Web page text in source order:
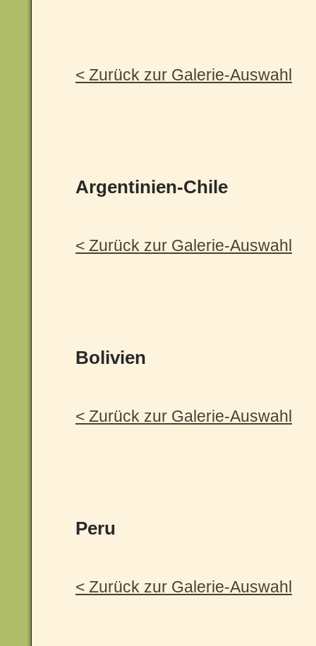
< Zurück zur Galerie-Auswahl
Argentinien-Chile
< Zurück zur Galerie-Auswahl
Bolivien
< Zurück zur Galerie-Auswahl
Peru
< Zurück zur Galerie-Auswahl